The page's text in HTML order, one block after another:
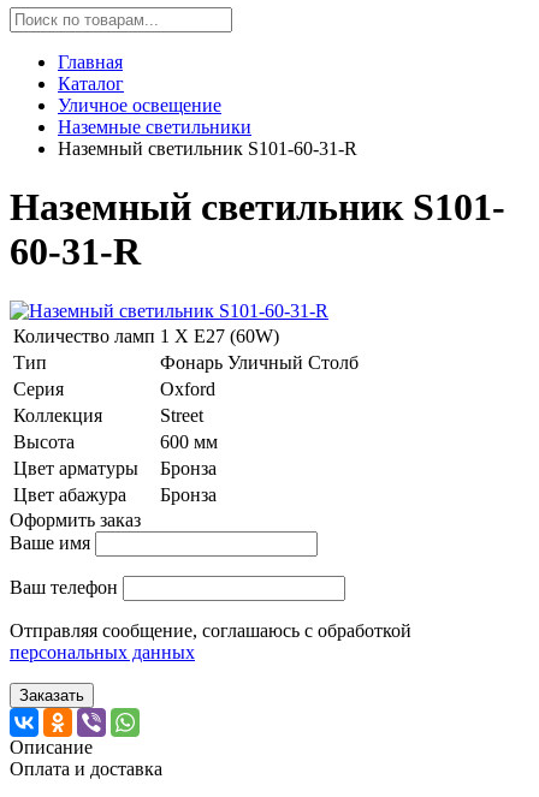
Главная
Каталог
Уличное освещение
Наземные светильники
Наземный светильник S101-60-31-R
Наземный светильник S101-
60-31-R
Количество ламп 1 Х E27 (60W)
Тип
Фонарь Уличный Столб
Серия
Oxford
Коллекция
Street
Высота
600 мм
Цвет арматуры
Бронза
Цвет абажура
Бронза
Оформить заказ
Ваше имя
Ваш телефон
Отправляя сообщение, соглашаюсь с обработкой
персональных данных
Заказать
Описание
Оплата и доставка